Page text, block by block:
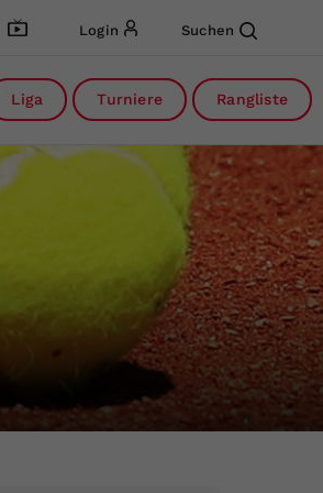
Login Suchen
Liga Turniere Rangliste